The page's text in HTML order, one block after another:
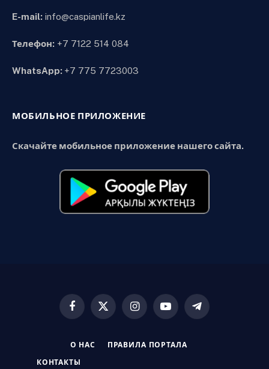
E-mail: info@caspianlife.kz
Телефон: +7 7122 514 084
WhatsApp: +7 775 7723003
МОБИЛЬНОЕ ПРИЛОЖЕНИЕ
Скачайте мобильное приложение нашего сайта.
Facebook
X
InstagramYouTubeTelegram
О НАС ПРАВИЛА ПОРТАЛА
КОНТАКТЫ